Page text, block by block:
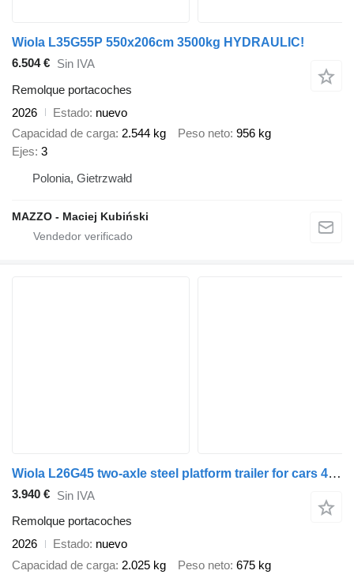
Wiola L35G55P 550x206cm 3500kg HYDRAULIC!
6.504 € Sin IVA
Remolque portacoches
2026
Estado nuevo
Capacidad de carga 2.544 kg Peso neto 956 kg
Ejes 3
Polonia, Gietrzwałd
MAZZO - Maciej Kubiński
Wiola L26G45 two-axle steel platform trailer for cars 4,5x2 m, GVW 270
3.940 € Sin IVA
Remolque portacoches
2026
Estado nuevo
Capacidad de carga 2.025 kg Peso neto 675 kg